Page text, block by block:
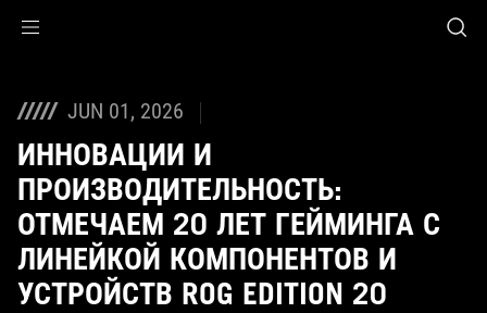
JUN 01, 2026
ИННОВАЦИИ И
ПРОИЗВОДИТЕЛЬНОСТЬ:
ОТМЕЧАЕМ 20 ЛЕТ ГЕЙМИНГА С
ЛИНЕЙКОЙ КОМПОНЕНТОВ И
УСТРОЙСТВ ROG EDITION 20